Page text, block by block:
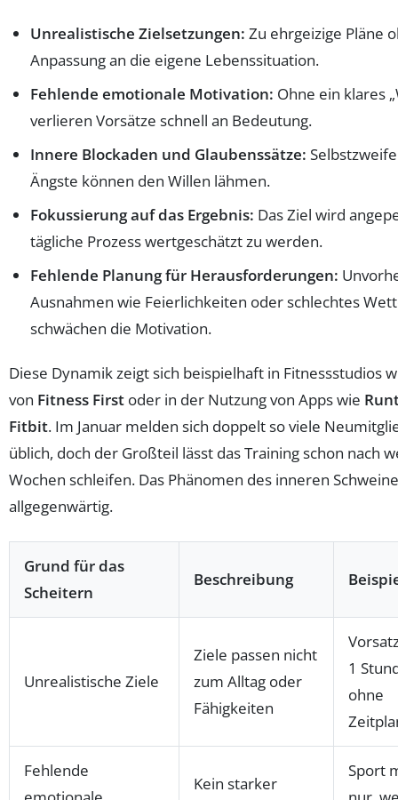
Unrealistische Zielsetzungen: Zu ehrgeizige Pläne
Anpassung an die eigene Lebenssituation.
Fehlende emotionale Motivation: Ohne ein klares
verlieren Vorsätze schnell an Bedeutung.
Innere Blockaden und Glaubenssätze:
Ängste können den Willen lähmen.
Fokussierung auf das Ergebnis: Das Ziel wird
tägliche Prozess wertgeschätzt zu werden.
Fehlende Planung für Herausforderungen:
Ausnahmen wie Feierlichkeiten oder schlechtes
schwächen die Motivation.
Diese Dynamik zeigt sich beispielhaft in Fitnessstudios
von Fitness First oder in der Nutzung von Apps wie
Fitbit. Im Januar melden sich doppelt so viele
üblich, doch der Großteil lässt das Training schon nach
Wochen schleifen. Das Phänomen des inneren
allgegenwärtig.
Grund für das
Scheitern
Beschreibung
Unrealistische Ziele
Ziele passen nicht
zum Alltag oder
Fähigkeiten
1
ohne
Fehlende
Kein starker
Sport